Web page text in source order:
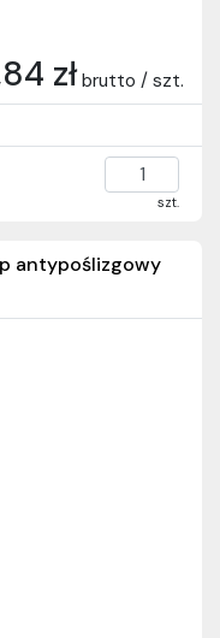
złbrutto / szt.
szt.
antypoślizgowy